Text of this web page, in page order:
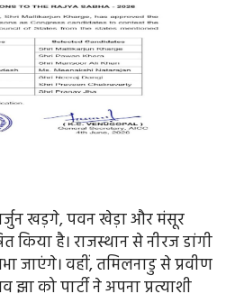
खड़गे, पवन खेड़ा और मंसूर
किया है। राजस्थान से नीरज डांगी
जाएंगे। वहीं, तमिलनाडु से प्रवीण
को पार्टी ने अपना प्रत्याशी